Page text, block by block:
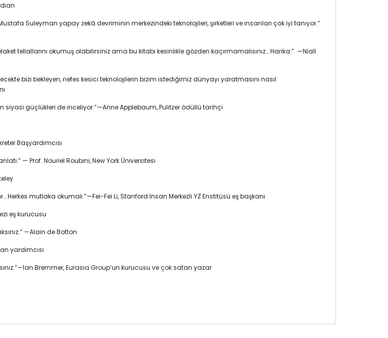
Suleyman yapay zekâ devriminin merkezindeki teknolojileri, şirketleri ve insanları çok iyi tanıyor.”
tellallarını okumuş olabilirsiniz ama bu kitabı kesinlikle gözden kaçırmamalısınız… Harika.” —Niall
bizi bekleyen, nefes kesici teknolojilerin bizim istediğimiz dünyayı yaratmasını nasıl
siyasi güçlükleri de inceliyor.”—Anne Applebaum, Pulitzer ödüllü tarihçi
Başyardımcısı
— Prof. Nouriel Roubini, New York Üniversitesi
mutlaka okumalı.”—Fei-Fei Li, Stanford İnsan Merkezli YZ Enstitüsü eş başkanı
eş kurucusu
—Alain de Botton
yardımcısı
Bremmer, Eurasia Group’un kurucusu ve çok satan yazar